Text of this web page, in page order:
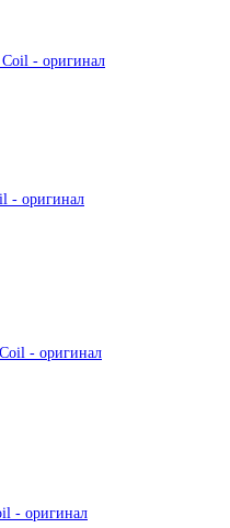
- оригинал
- оригинал
- оригинал
- оригинал